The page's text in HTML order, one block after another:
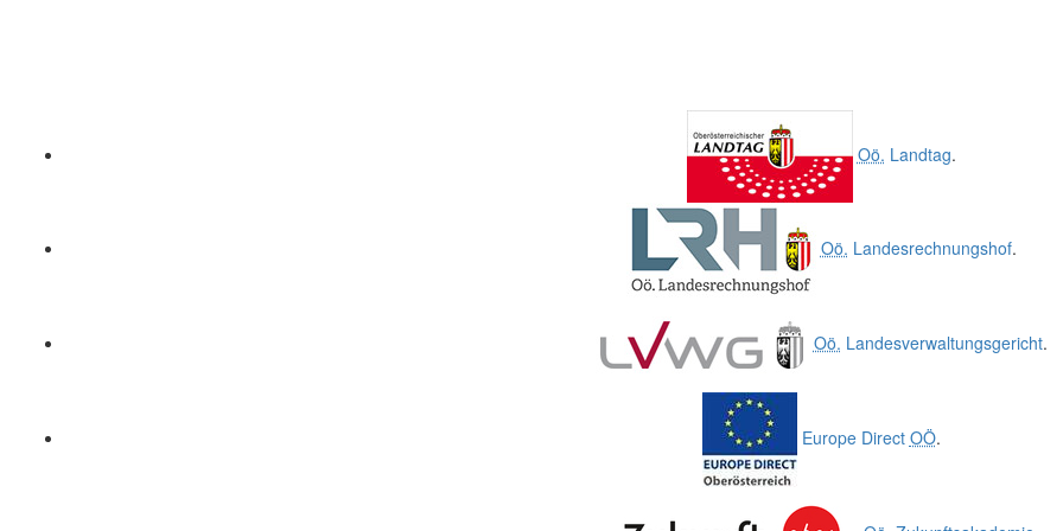
Oö. Landtag.
Oö. Landesrechnungshof.
Oö. Landesverwaltungsgericht.
Europe Direct OÖ.